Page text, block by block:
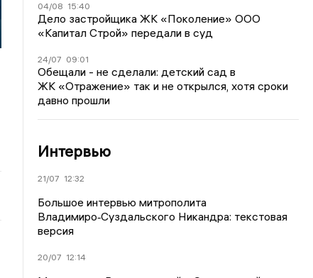
04/08 15:40
Дело застройщика ЖК «Поколение» ООО
«Капитал Строй» передали в суд
24/07 09:01
Обещали - не сделали: детский сад в
ЖК «Отражение» так и не открылся, хотя сроки
давно прошли
Интервью
21/07 12:32
Большое интервью митрополита
Владимиро‑Суздальского Никандра: текстовая
версия
20/07 12:14